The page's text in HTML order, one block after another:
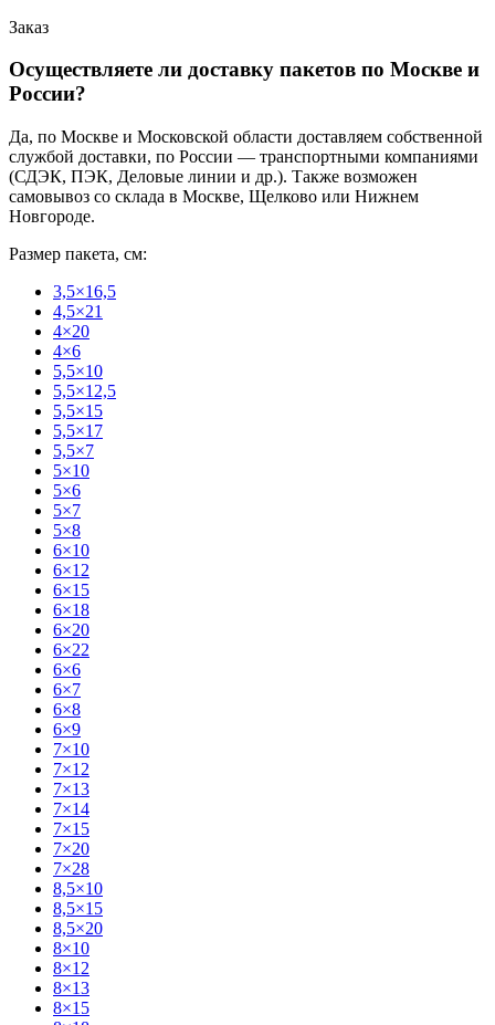
Заказ
Осуществляете ли доставку пакетов по Москве и
России?
Да, по Москве и Московской области доставляем собственной
службой доставки, по России — транспортными компаниями
(СДЭК, ПЭК, Деловые линии и др.). Также возможен
самовывоз со склада в Москве, Щелково или Нижнем
Новгороде.
Размер пакета, см:
3,5×16,5
4,5×21
4×20
4×6
5,5×10
5,5×12,5
5,5×15
5,5×17
5,5×7
5×10
5×6
5×7
5×8
6×10
6×12
6×15
6×18
6×20
6×22
6×6
6×7
6×8
6×9
7×10
7×12
7×13
7×14
7×15
7×20
7×28
8,5×10
8,5×15
8,5×20
8×10
8×12
8×13
8×15